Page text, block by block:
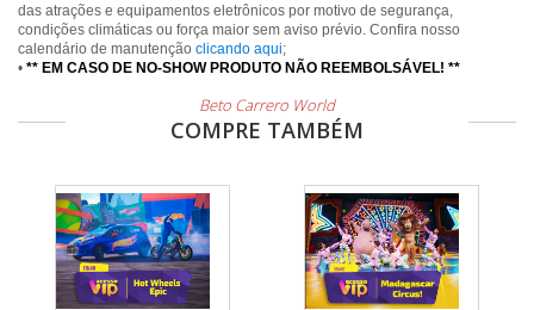
das atrações e equipamentos eletrônicos por motivo de segurança,
condições climáticas ou força maior sem aviso prévio. Confira nosso
calendário de manutenção clicando aqui;
• ** EM CASO DE NO-SHOW PRODUTO NÃO REEMBOLSÁVEL! **
Beto Carrero World
COMPRE TAMBÉM